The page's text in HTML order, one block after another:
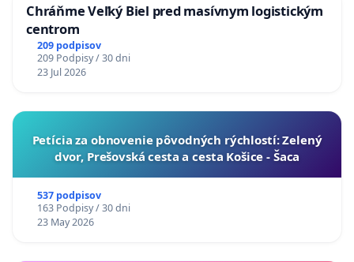
Chráňme Veľký Biel pred masívnym logistickým
centrom
209 podpisov
209 Podpisy / 30 dni
23 Jul 2026
​Petícia za obnovenie pôvodných rýchlostí: Zelený
dvor, Prešovská cesta a cesta Košice - Šaca
537 podpisov
163 Podpisy / 30 dni
23 May 2026